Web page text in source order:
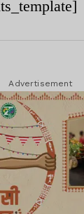
Advertisement